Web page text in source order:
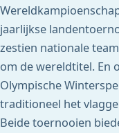
jaarlijkse
zestien nationale
om de wereldtitel. En
Olympische
traditioneel het
Beide toernooien